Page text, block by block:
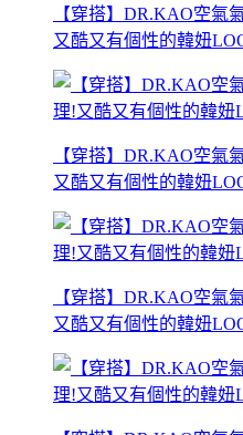
【穿搭】DR.KAO空氣
又酷又有個性的韓妞
【穿搭】DR.KAO空氣
又酷又有個性的韓妞
【穿搭】DR.KAO空氣
又酷又有個性的韓妞